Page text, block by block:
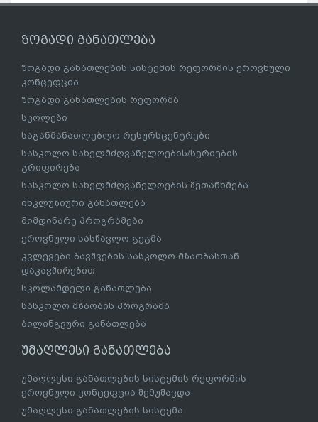
ზოგადი განათლება
ზოგადი განათლების სისტემის რეფორმის ეროვნული
კონცეფცია
ზოგადი განათლების რეფორმა
სკოლები
საგანმანათლებლო რესურსცენტრები
სასკოლო სახელმძღვანელოების/სერიების
გრიფირება
სასკოლო სახელმძღვანელოების შეთანხმება
ინკლუზიური განათლება
მიმდინარე პროგრამები
ეროვნული სასწავლო გეგმა
კვლევები ბავშვების სასკოლო მზაობასთან
დაკავშირებით
სკოლამდელი განათლება
სასკოლო მზაობის პროგრამა
ბილინგვური განათლება
უმაღლესი განათლება
უმაღლესი განათლების სისტემის რეფორმის
ეროვნული კონცეფცია შემუშავდა
უმაღლესი განათლების სისტემა